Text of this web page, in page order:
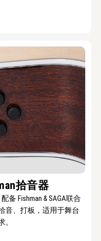
拾音器
备 Fishman & SAGA联合
音、打板，适用于舞台
。